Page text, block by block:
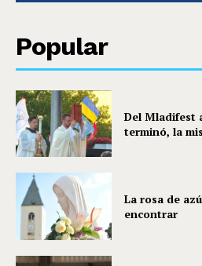
Popular
Del Mladifest
terminó, la
La rosa de
encontrar